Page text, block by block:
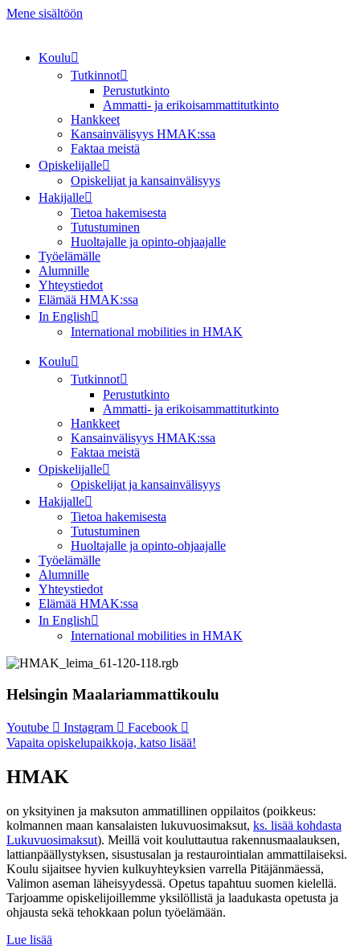
Mene sisältöön
Koulu
Tutkinnot
Perustutkinto
Ammatti- ja erikoisammattitutkinto
Hankkeet
Kansainvälisyys HMAK:ssa
Faktaa meistä
Opiskelijalle
Opiskelijat ja kansainvälisyys
Hakijalle
Tietoa hakemisesta
Tutustuminen
Huoltajalle ja opinto-ohjaajalle
Työelämälle
Alumnille
Yhteystiedot
Elämää HMAK:ssa
In English
International mobilities in HMAK
Koulu
Tutkinnot
Perustutkinto
Ammatti- ja erikoisammattitutkinto
Hankkeet
Kansainvälisyys HMAK:ssa
Faktaa meistä
Opiskelijalle
Opiskelijat ja kansainvälisyys
Hakijalle
Tietoa hakemisesta
Tutustuminen
Huoltajalle ja opinto-ohjaajalle
Työelämälle
Alumnille
Yhteystiedot
Elämää HMAK:ssa
In English
International mobilities in HMAK
Helsingin Maalariammattikoulu
Youtube Instagram
Facebook
Vapaita opiskelupaikkoja, katso lisää!
HMAK
on yksityinen ja maksuton ammatillinen oppilaitos (poikkeus:
kolmannen maan kansalaisten lukuvuosimaksut, ks. lisää kohdasta
Lukuvuosimaksut). Meillä voit kouluttautua rakennusmaalauksen,
lattianpäällystyksen, sisustusalan ja restaurointialan ammattilaiseksi.
Koulu sijaitsee hyvien kulkuyhteyksien varrella Pitäjänmäessä,
Valimon aseman läheisyydessä. Opetus tapahtuu suomen kielellä.
Tarjoamme opiskelijoillemme yksilöllistä ja laadukasta opetusta ja
ohjausta sekä tehokkaan polun työelämään.
Lue lisää